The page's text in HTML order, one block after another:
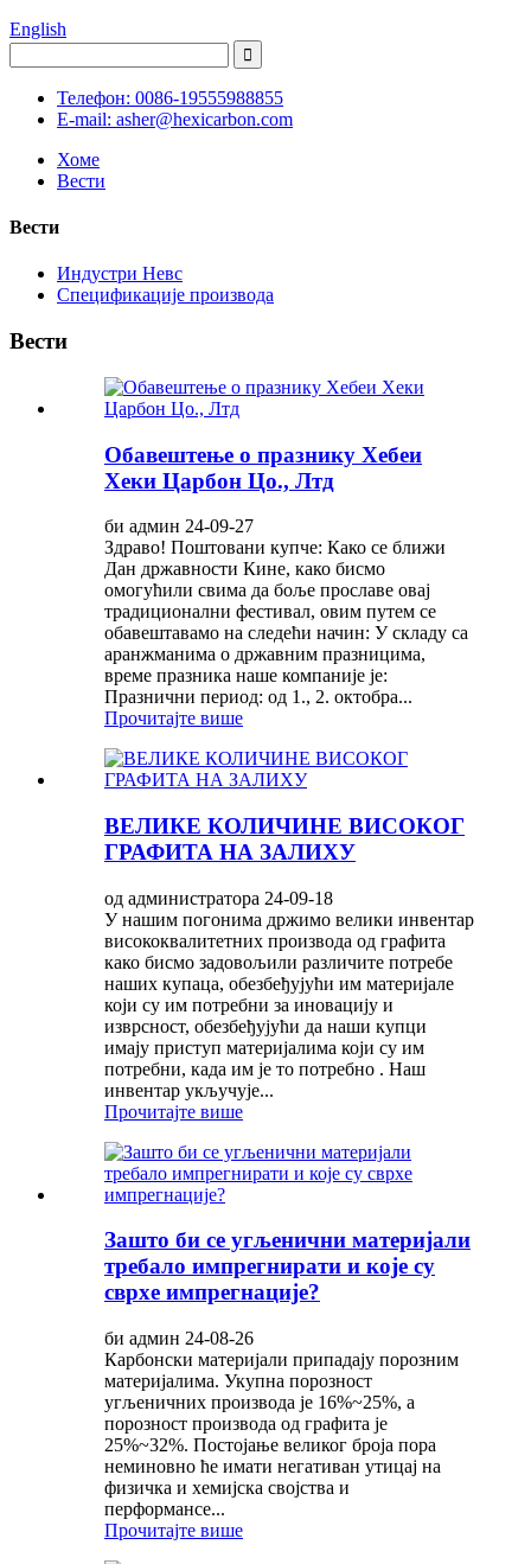
English
Телефон: 0086-19555988855
E-mail: asher@hexicarbon.com
Хоме
Вести
Вести
Индустри Невс
Спецификације производа
Вести
Обавештење о празнику Хебеи
Хеки Царбон Цо., Лтд
би админ 24-09-27
Здраво! Поштовани купче: Како се ближи
Дан државности Кине, како бисмо
омогућили свима да боље прославе овај
традиционални фестивал, овим путем се
обавештавамо на следећи начин: У складу са
аранжманима о државним празницима,
време празника наше компаније је:
Празнични период: од 1., 2. октобра...
Прочитајте више
ВЕЛИКЕ КОЛИЧИНЕ ВИСОКОГ
ГРАФИТА НА ЗАЛИХУ
од администратора 24-09-18
У нашим погонима држимо велики инвентар
висококвалитетних производа од графита
како бисмо задовољили различите потребе
наших купаца, обезбеђујући им материјале
који су им потребни за иновацију и
изврсност, обезбеђујући да наши купци
имају приступ материјалима који су им
потребни, када им је то потребно . Наш
инвентар укључује...
Прочитајте више
Зашто би се угљенични материјали
требало импрегнирати и које су
сврхе импрегнације?
би админ 24-08-26
Карбонски материјали припадају порозним
материјалима. Укупна порозност
угљеничних производа је 16%~25%, а
порозност производа од графита је
25%~32%. Постојање великог броја пора
неминовно ће имати негативан утицај на
физичка и хемијска својства и
перформансе...
Прочитајте више